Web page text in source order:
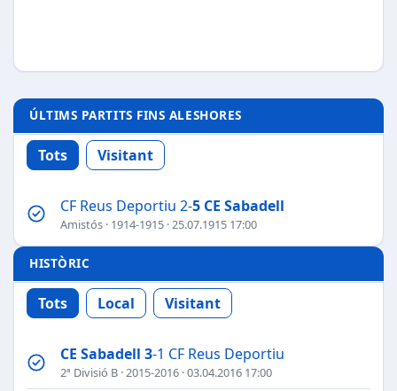
ÚLTIMS PARTITS FINS ALESHORES
Tots Visitant
CF Reus Deportiu 2-5 CE Sabadell
Amistós · 1914-1915 · 25.07.1915 17:00
HISTÒRIC
Tots Local Visitant
CE Sabadell 3-1 CF Reus Deportiu
2ª Divisió B ·2015-2016 · 03.04.2016 17:00